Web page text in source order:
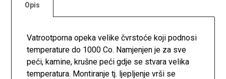
Opis
Vatrootporna opeka velike čvrstoće koji podnosi
temperature do 1000 Co. Namjenjen je za sve
peći, kamine, krušne peći gdje se stvara velika
temperatura. Montiranje tj. ljepljenje vrši se